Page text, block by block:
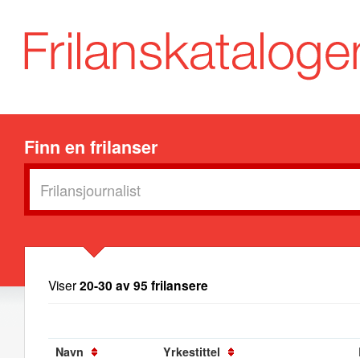
Finn en frilanser
Viser20-30 av 95 frilansere
Navn Yrkestittel